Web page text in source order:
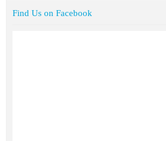
Find Us on Facebook